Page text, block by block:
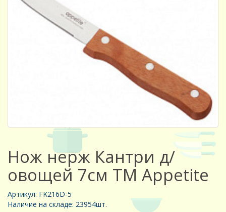
Нож нерж Кантри д/
овощей 7см ТМ Appetite
Артикул: FK216D-5
Наличие на складе: 23954шт.